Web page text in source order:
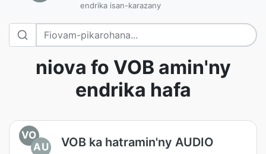
endrika isan-karazany
niova fo VOB amin'ny
endrika hafa
VO
AU
VOB ka hatramin'ny AUDIO